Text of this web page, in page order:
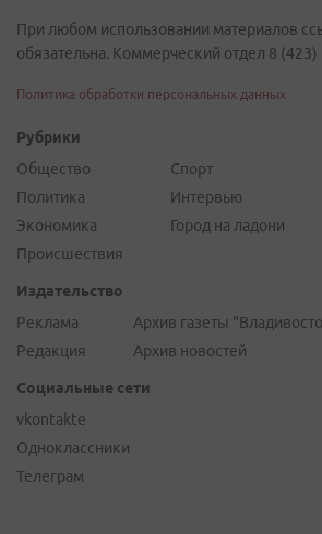
При любом использовании материалов
обязательна. Коммерческий отдел 8 (423)
Политика обработки персональных данных
Рубрики
Общество
Политика
Экономика
Происшествия
Спорт
Интервью
Город на ладони
Издательство
Реклама
Редакция
Архив газеты
Архив новостей
Социальные сети
vkontakte
Одноклассники
Телеграм